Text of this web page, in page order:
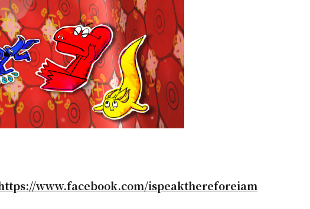
www.facebook.com/ispeakthereforeiam